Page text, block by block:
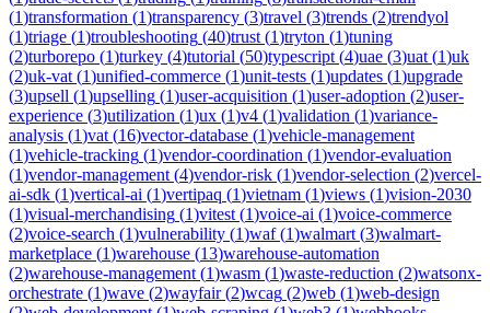
(1)transformation (1)transparency (3)travel (3)trends (2)trendyol
(1)triage (1)troubleshooting (40)trust (1)tryton (1)tuning
(2)turborepo (1)turkey (4)tutorial (50)typescript (4)uae (3)uat (1)uk
(2)uk-vat (1)unified-commerce (1)unit-tests (1)updates (1)upgrade
(3)upsell (1)upselling (1)user-acquisition (1)user-adoption (2)user-
experience (3)utilization (1)ux (1)v4 (1)validation (1)variance-
analysis (1)vat (16)vector-database (1)vehicle-management
(1)vehicle-tracking (1)vendor-coordination (1)vendor-evaluation
(1)vendor-management (4)vendor-risk (1)vendor-selection (2)vercel-
ai-sdk (1)vertical-ai (1)vertipaq (1)vietnam (1)views (1)vision-2030
(1)visual-merchandising (1)vitest (1)voice-ai (1)voice-commerce
(2)voice-search (1)vulnerability (1)waf(1)walmart (3)walmart-
marketplace (1)warehouse (13)warehouse-automation
(2)warehouse-management (1)wasm (1)waste-reduction (2)watsonx-
orchestrate (1)wave (2)wayfair(2)wcag (2)web (1)web-design